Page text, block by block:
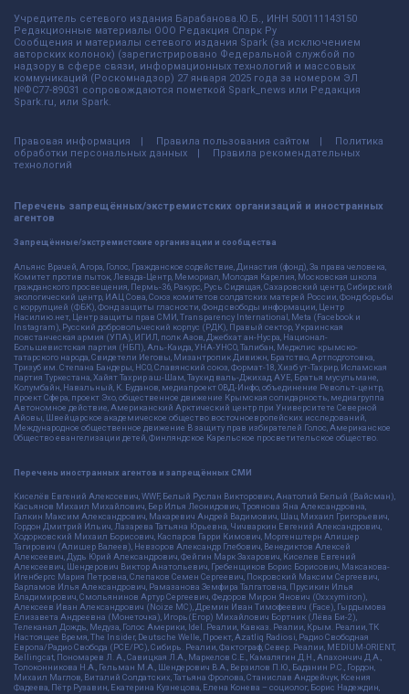
Учредитель сетевого издания Барабанова.Ю.Б., ИНН 500111143150
Редакционные материалы ООО Редакция Спарк Ру
Сообщения и материалы сетевого издания Spark (за исключением
авторских колонок) (зарегистрировано Федеральной службой по
надзору в сфере связи, информационных технологий и массовых
коммуникаций (Роскомнадзор) 27 января 2025 года за номером ЭЛ
№ФС77-89031 сопровождаются пометкой Spark_news или Редакция
Spark.ru, или Spark.
Правовая информация Правила пользования сайтом
Политика
обработки персональных данных
Правила рекомендательных
технологий
Перечень запрещённых/экстремистских организаций и иностранных
агентов
Запрещённые/экстремистские организации и сообщества
Альянс Врачей, Агора, Голос, Гражданское содействие, Династия (фонд), За права человека,
Комитет против пыток, Левада-Центр, Мемориал, Молодая Карелия, Московская школа
гражданского просвещения, Пермь-36, Ракурс, Русь Сидящая, Сахаровский центр, Сибирский
экологический центр, ИАЦ Сова, Союз комитетов солдатских матерей России, Фонд борьбы
с коррупцией (ФБК), Фонд защиты гласности, Фонд свободы информации, Центр
Насилию.нет, Центр защиты прав СМИ, Transparency International, Meta (Facebook и
Instagram), Русский добровольческий корпус (РДК), Правый сектор, Украинская
повстанческая армия (УПА), ИГИЛ, полк Азов, Джебхат ан-Нусра, Национал-
Большевистская партия (НБП), Аль-Каида, УНА-УНСО, Талибан, Меджлис крымско-
татарского народа, Свидетели Иеговы, Мизантропик Дивижн, Братство, Артподготовка,
Тризуб им. Степана Бандеры, НСО, Славянский союз, Формат-18, Хизб ут-Тахрир, Исламская
партия Туркестана, Хайят Тахрир аш-Шам, Таухид валь-Джихад, АУЕ, Братья мусульмане,
Колумбайн, Навальный, К. Буданов, медиапроект ОВД-Инфо, объединение Револьт-центр,
проект Сфера, проект Эхо, общественное движение Крымская солидарность, медиагруппа
Автономное действие, Американский Арктический центр при Университете Северной
Айовы, Швейцарское академическое общество восточноевропейских исследований,
Международное общественное движение В защиту прав избирателей Голос, Американское
Общество евангелизации детей, Финляндское Карельское просветительское общество.
Перечень иностранных агентов и запрещённых СМИ
Киселёв Евгений Алекссевич, WWF, Белый Руслан Викторович, Анатолий Белый (Вайсман),
Касьянов Михаил Михайлович, Бер Илья Леонидович, Троянова Яна Александровна,
Галкин Максим Александрович, Макаревич Андрей Вадимович, Шац Михаил Григорьевич,
Гордон Дмитрий Ильич, Лазарева Татьяна Юрьевна, Чичваркин Евгений Александрович,
Ходорковский Михаил Борисович, Каспаров Гарри Кимович, Моргенштерн Алишер
Тагирович (Алишер Валеев), Невзоров Александр Глебович, Венедиктов Алексей
Алексеевич, Дудь Юрий Александрович, Фейгин Марк Захарович, Киселев Евгений
Алексеевич, Шендерович Виктор Анатольевич, Гребенщиков Борис Борисович, Максакова-
Игенбергс Мария Петровна, Слепаков Семен Сергеевич, Покровский Максим Сергеевич,
Варламов Илья Александрович, Рамазанова Земфира Талгатовна, Прусикин Илья
Владимирович, Смольянинов Артур Сергеевич, Федоров Мирон Янович (Oxxxymiron),
Алексеев Иван Александрович (Noize MC), Дремин Иван Тимофеевич (Face), Гырдымова
Елизавета Андреевна (Монеточка), Игорь(Егор) Михайлович Бортник (Лёва Би-2),
Телеканал Дождь, Медуза, Голос Америки, Idel. Реалии, Кавказ. Реалии, Крым. Реалии, ТК
Настоящее Время, The Insider, Deutsche Welle, Проект, Azatliq Radiosi, Радио Свободная
Европа/Радио Свобода (PCE/PC), Сибирь. Реалии, Фактограф, Север. Реалии, MEDIUM-ORIENT,
Bellingcat, Пономарев Л. А., Савицкая Л.А., Маркелов С.Е., Камалягин Д.Н., Апахончич Д.А.,
Толоконникова Н.А., Гельман М.А., Шендерович В.А., Верзилов П.Ю., Баданин Р.С., Гордон,
Михаил Маглов, Виталий Солдатских, Татьяна Фролова, Станислав Андрейчук, Ксения
Фадеева, Пётр Рузавин, Екатерина Кузнецова, Елена Конева – социолог, Борис Надеждин,